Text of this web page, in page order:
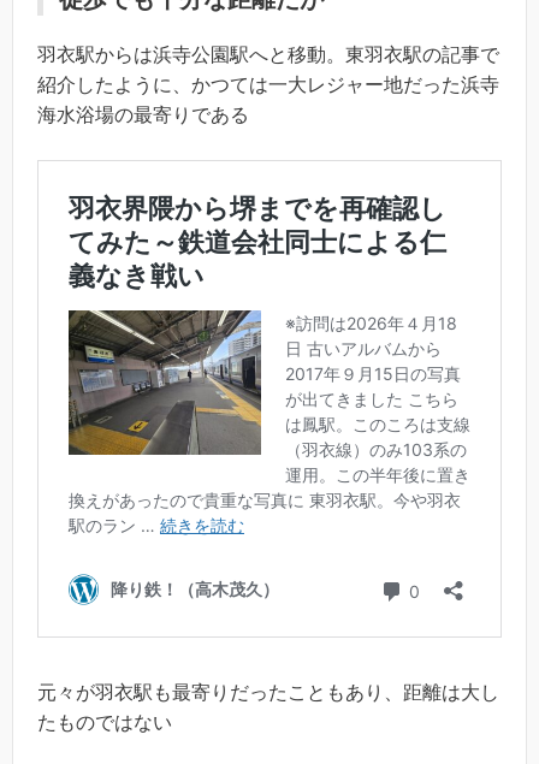
羽衣駅からは浜寺公園駅へと移動。東羽衣駅の記事で
紹介したように、かつては一大レジャー地だった浜寺
海水浴場の最寄りである
元々が羽衣駅も最寄りだったこともあり、距離は大し
たものではない